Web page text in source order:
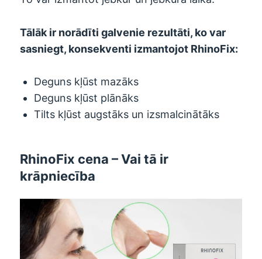
Tālāk ir norādīti galvenie rezultāti, ko var
sasniegt, konsekventi izmantojot RhinoFix:
Deguns kļūst mazāks
Deguns kļūst plānāks
Tilts kļūst augstāks un izsmalcinātāks
RhinoFix cena – Vai tā ir
krāpniecība